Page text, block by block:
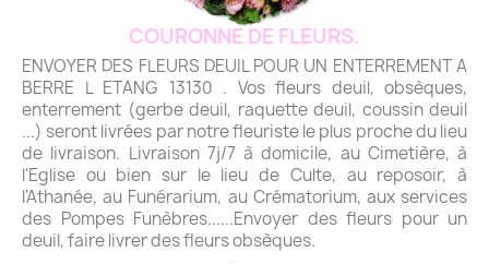
COURONNE DE FLEURS.
ENVOYER DES FLEURS DEUIL POUR UN ENTERREMENT A
BERRE L ETANG 13130 . Vos fleurs deuil, obsèques,
enterrement (gerbe deuil, raquette deuil, coussin deuil
...) seront livrées par notre fleuriste le plus proche du lieu
de livraison. Livraison 7j/7 à domicile, au Cimetière, à
l'Eglise ou bien sur le lieu de Culte, au reposoir, à
l'Athanée, au Funérarium, au Crématorium, aux services
des Pompes Funèbres......Envoyer des fleurs pour un
deuil, faire livrer des fleurs obsèques.